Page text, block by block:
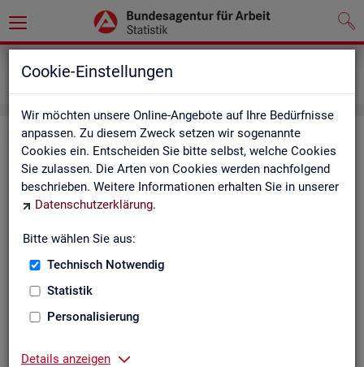
Cookie-Einstellungen
Wir möchten unsere Online-Angebote auf Ihre Bedürfnisse
anpassen. Zu diesem Zweck setzen wir sogenannte
Cookies ein. Entscheiden Sie bitte selbst, welche Cookies
Sie zulassen. Die Arten von Cookies werden nachfolgend
beschrieben. Weitere Informationen erhalten Sie in unserer
Datenschutzerklärung.
Bitte wählen Sie aus:
Technisch Notwendig
Statistik
Personalisierung
Details anzeigen
Kenn­zah­len­steck­brie­fe
Die Steck­brie­fe in­for­mie­ren über De­fi­ni­ti­on, Aus­sa­ge­kraft, Be­
rech­nung und Da­ten­quel­len der Kenn­zah­len, die in der Sta­tis­
tik der Bun­des­agen­tur für Ar­beit vor­kom­men.
Ab­gangs­ra­te
Ab­gangs­ra­te Ar­beits­lo­se
Ab­gangs­ra­te er­werbs­fä­hi­ge Leis­
tungs­be­rech­tig­te